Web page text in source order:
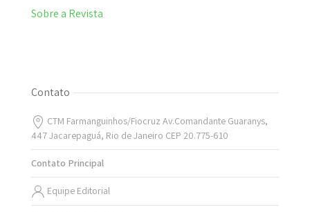
Sobre a Revista
Contato
CTM Farmanguinhos/Fiocruz Av.Comandante Guaranys,
447 Jacarepaguá, Rio de Janeiro CEP 20.775-610
Contato Principal
Equipe Editorial